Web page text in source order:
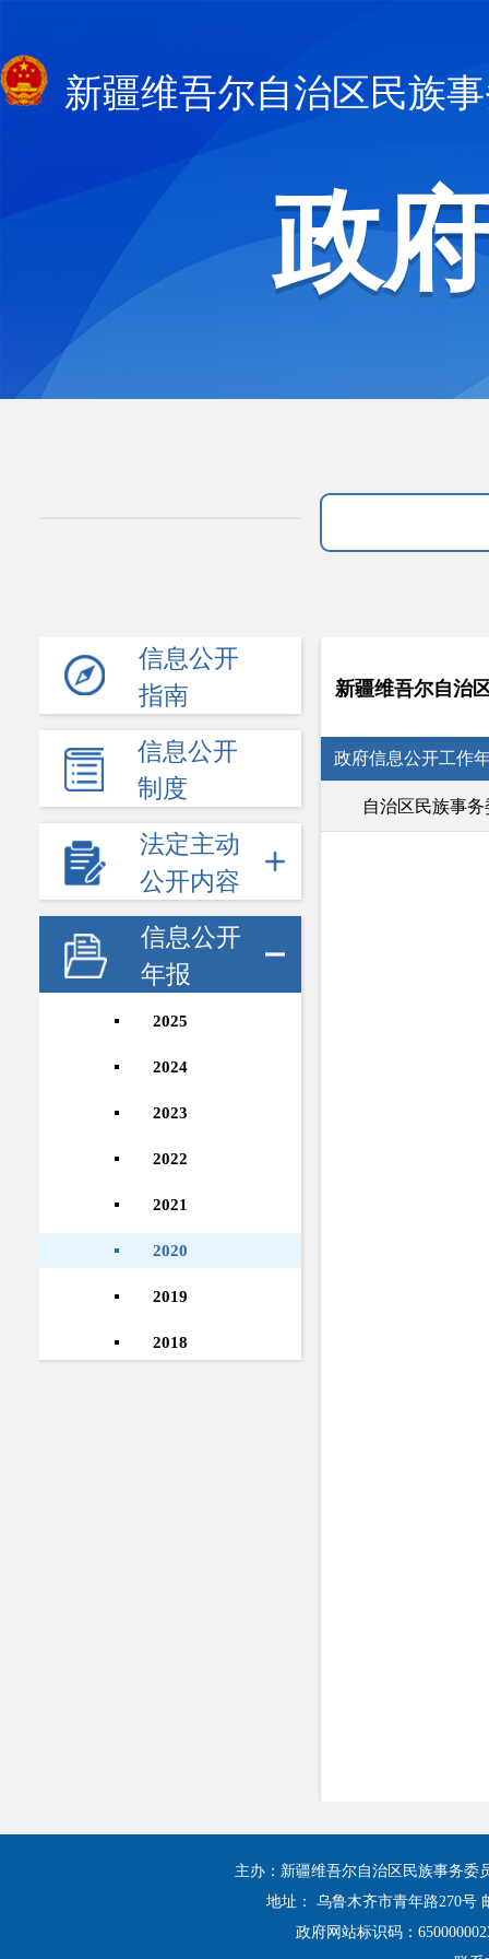
新疆维吾尔自治区民族
政
信息公开
指南
信息公开
制度
法定主动
公开内容
信息公开
年报
2025
2024
2023
2022
2021
2020
2019
2018
新疆维吾尔自治
政府信息公开工作
自治区民族事
主办：新疆维吾尔自治区民族事务委
地址： 乌鲁木齐市青年路270号
政府网站标识码：